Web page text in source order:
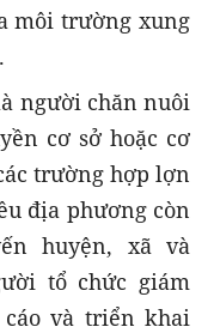
môi trường xung
người chăn nuôi
cơ sở hoặc cơ
trường hợp lợn
địa phương còn
huyện, xã và
tổ chức giám
và triển khai